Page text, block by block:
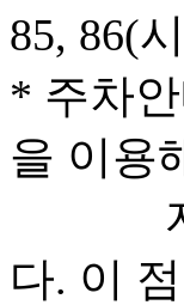
85, 86(
* 주차
을 이용
자가
다. 이